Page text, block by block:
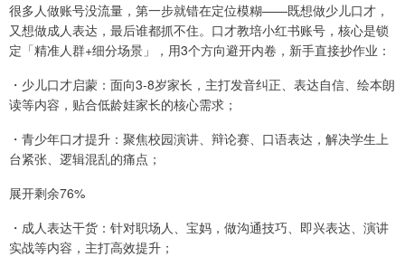
很多人做账号没流量，第一步就错在定位模糊——既想做少儿口才，
又想做成人表达，最后谁都抓不住。口才教培小红书账号，核心是锁
定「精准人群+细分场景」，用3个方向避开内卷，新手直接抄作业：
・少儿口才启蒙：面向3-8岁家长，主打发音纠正、表达自信、绘本朗
读等内容，贴合低龄娃家长的核心需求；
・青少年口才提升：聚焦校园演讲、辩论赛、口语表达，解决学生上
台紧张、逻辑混乱的痛点；
展开剩余76%
・成人表达干货：针对职场人、宝妈，做沟通技巧、即兴表达、演讲
实战等内容，主打高效提升；